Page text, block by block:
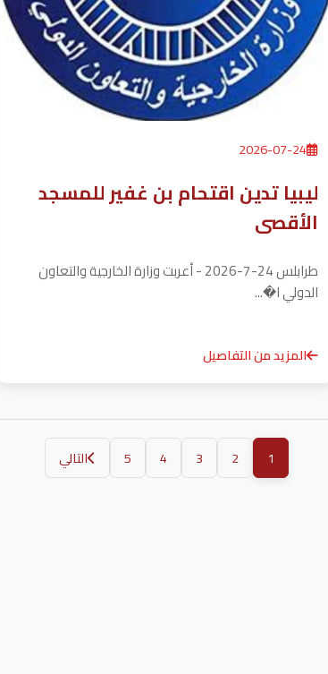
2026-07-24
ليبيا تدين اقتحام بن غفير للمسجد
الأقصى
طرابلس 24-7-2026 - أعربت وزارة الخارجية والتعاون
الدولي ا�...
المزيد من التفاصيل
1
2
3
4
5 التالي